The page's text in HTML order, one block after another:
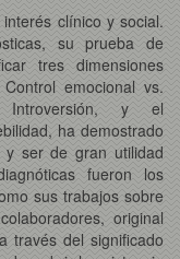
clínico y social.
su prueba de
tres dimensiones
emocional vs.
Introversión, y el
ha demostrado
y ser de gran utilidad
fueron los
sus trabajos sobre
original
través del significado